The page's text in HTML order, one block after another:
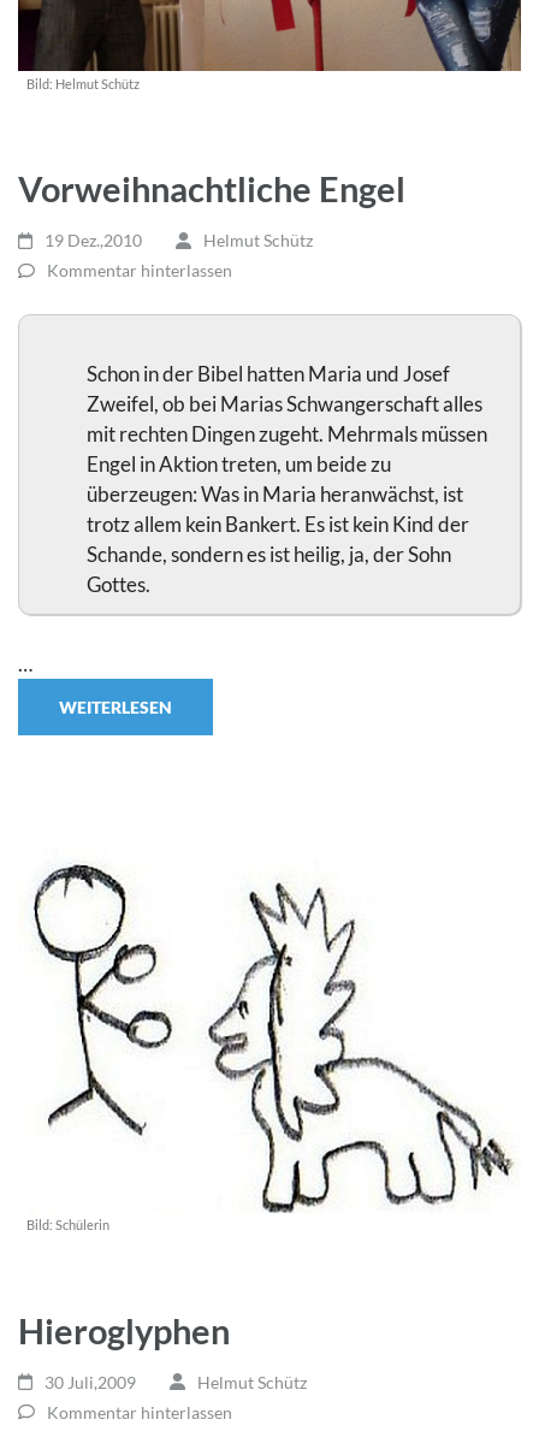
Bild: Helmut Schütz
Vorweihnachtliche Engel
19 Dez.,2010
Helmut Schütz
Kommentar hinterlassen
Schon in der Bibel hatten Maria und Josef
Zweifel, ob bei Marias Schwangerschaft alles
mit rechten Dingen zugeht. Mehrmals müssen
Engel in Aktion treten, um beide zu
überzeugen: Was in Maria heranwächst, ist
trotz allem kein Bankert. Es ist kein Kind der
Schande, sondern es ist heilig, ja, der Sohn
Gottes.
…
WEITERLESEN
Bild: Schülerin
Hieroglyphen
30 Juli,2009
Helmut Schütz
Kommentar hinterlassen